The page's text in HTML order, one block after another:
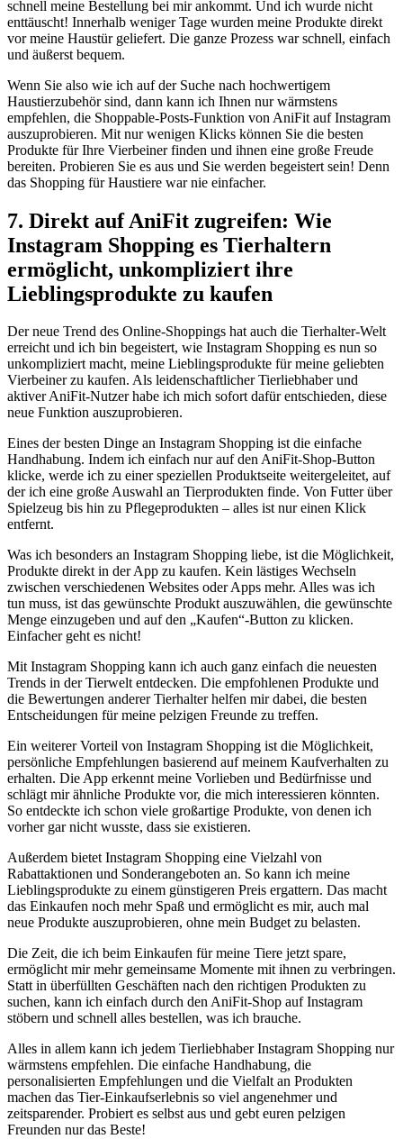
schnell meine Bestellung bei mir ankommt. Und ich wurde nicht
enttäuscht! Innerhalb weniger Tage wurden meine Produkte direkt
vor meine Haustür geliefert. Die ganze ⁣Prozess war schnell, einfach
und äußerst bequem.
Wenn Sie‌ also wie ⁢ich auf der Suche nach hochwertigem
Haustierzubehör ⁣sind, dann kann ich Ihnen nur ⁤wärmstens
‌empfehlen, die Shoppable-Posts-Funktion von AniFit auf⁤ Instagram⁣
auszuprobieren. Mit nur wenigen Klicks⁤ können Sie die besten
Produkte ⁢für Ihre Vierbeiner finden und ihnen eine große Freude
bereiten. Probieren ⁤Sie es aus und Sie werden begeistert sein! Denn
das⁣ Shopping für Haustiere ⁣war‍ nie einfacher.
7. ⁤Direkt auf AniFit zugreifen: Wie
Instagram Shopping es Tierhaltern
ermöglicht, unkompliziert‌ ihre
Lieblingsprodukte zu kaufen
Der neue Trend ⁢des Online-Shoppings hat auch⁣ die Tierhalter-Welt
erreicht und ich⁢ bin begeistert, wie Instagram Shopping es nun so
unkompliziert macht, meine Lieblingsprodukte für meine geliebten
Vierbeiner zu​ kaufen. ⁢Als⁢ leidenschaftlicher Tierliebhaber und
aktiver AniFit-Nutzer⁤ habe ich ​mich sofort dafür entschieden, diese
neue Funktion ⁣auszuprobieren.
Eines der besten ‌Dinge an Instagram Shopping ist die einfache
Handhabung. Indem ich einfach nur ⁢auf den AniFit-Shop-Button
klicke, werde​ ich zu einer speziellen ‌Produktseite weitergeleitet, ‍auf
der⁢ ich eine große Auswahl an Tierprodukten finde. Von Futter über
‍Spielzeug bis hin zu Pflegeprodukten – alles ist nur einen ‍Klick⁢
entfernt.
Was ich besonders an⁢ Instagram Shopping liebe, ist​ die Möglichkeit,
Produkte ⁣direkt ⁣in⁣ der‌ App zu kaufen.‌ Kein lästiges Wechseln
zwischen verschiedenen Websites⁢ oder Apps mehr. Alles was ich‍
tun muss, ist das gewünschte Produkt auszuwählen, ​die gewünschte
Menge einzugeben und auf​ den „Kaufen“-Button zu ​klicken.
Einfacher ​geht es nicht!
Mit Instagram Shopping ​kann ich​ auch ganz einfach ⁣die ​neuesten
Trends ‍in​ der Tierwelt entdecken. ​Die​ empfohlenen Produkte und
die Bewertungen ‌anderer Tierhalter helfen⁢ mir dabei,⁤ die ⁤besten
Entscheidungen für meine pelzigen Freunde ‍zu treffen.
Ein weiterer Vorteil⁢ von⁢ Instagram Shopping⁤ ist⁤ die Möglichkeit,
persönliche Empfehlungen basierend auf meinem ‌Kaufverhalten zu
erhalten. Die App erkennt meine ⁢Vorlieben ​und Bedürfnisse und
schlägt mir ähnliche ‍Produkte vor, ‌die​ mich interessieren könnten.
So entdeckte ich schon viele großartige Produkte, von denen ⁢ich
vorher gar ⁣nicht⁣ wusste, dass sie existieren.
Außerdem bietet Instagram Shopping‌ eine Vielzahl⁤ von
Rabattaktionen und Sonderangeboten an.⁢ So⁢ kann⁣ ich ⁤meine
Lieblingsprodukte zu einem günstigeren Preis ⁤ergattern. ‌Das macht
⁣das Einkaufen ⁢noch mehr Spaß und⁣ ermöglicht es mir,‌ auch‌ mal
neue Produkte auszuprobieren,‌ ohne mein Budget zu belasten.
Die Zeit, die⁤ ich beim⁢ Einkaufen für⁤ meine Tiere jetzt spare,
ermöglicht⁤ mir mehr‍ gemeinsame Momente mit ⁢ihnen zu verbringen.
Statt in ⁢überfüllten Geschäften nach ⁤den ⁤richtigen Produkten zu
suchen, kann ich​ einfach durch den⁢ AniFit-Shop auf Instagram
stöbern ​und schnell alles bestellen, was ich brauche.
Alles⁢ in‌ allem kann ich jedem Tierliebhaber Instagram⁣ Shopping nur
wärmstens empfehlen.⁤ Die einfache Handhabung, die
personalisierten Empfehlungen und ‍die Vielfalt⁤ an Produkten⁢
machen das Tier-Einkaufserlebnis‍ so viel ​angenehmer und
zeitsparender. Probiert es selbst aus und gebt euren pelzigen
Freunden ‍nur das Beste!